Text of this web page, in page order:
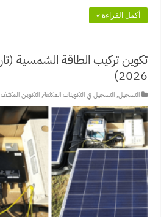
أكمل القراءة »
2026)
التسجيل,التسجيل في التكوينات المكثفة,التكويـن المكثـف